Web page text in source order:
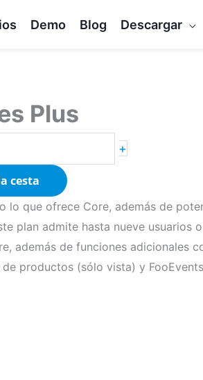
Demo Blog Descargar
Plus
+
cesta
lo que ofrece Core, además de
plan admite hasta nueve
además de funciones adicionales
productos (sólo vista) y